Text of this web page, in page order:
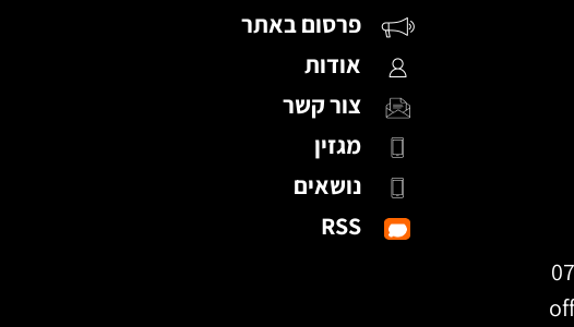
פרסום באתר
אודות
צור קשר
מגזין
נושאים
RSS